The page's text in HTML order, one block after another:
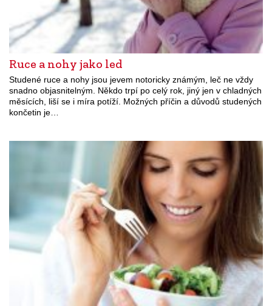
Ruce a nohy jako led
Studené ruce a nohy jsou jevem notoricky známým, leč ne vždy
snadno objasnitelným. Někdo trpí po celý rok, jiný jen v chladných
měsících, liší se i míra potíží. Možných příčin a důvodů studených
končetin je…